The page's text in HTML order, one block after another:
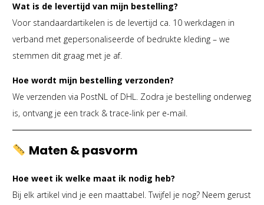
Wat is de levertijd van mijn bestelling?
Voor standaardartikelen is de levertijd ca. 10 werkdagen in
verband met gepersonaliseerde of bedrukte kleding – we
stemmen dit graag met je af.
Hoe wordt mijn bestelling verzonden?
We verzenden via PostNL of DHL. Zodra je bestelling onderweg
is, ontvang je een track & trace-link per e-mail.
Maten & pasvorm
Hoe weet ik welke maat ik nodig heb?
Bij elk artikel vind je een maattabel. Twijfel je nog? Neem gerust